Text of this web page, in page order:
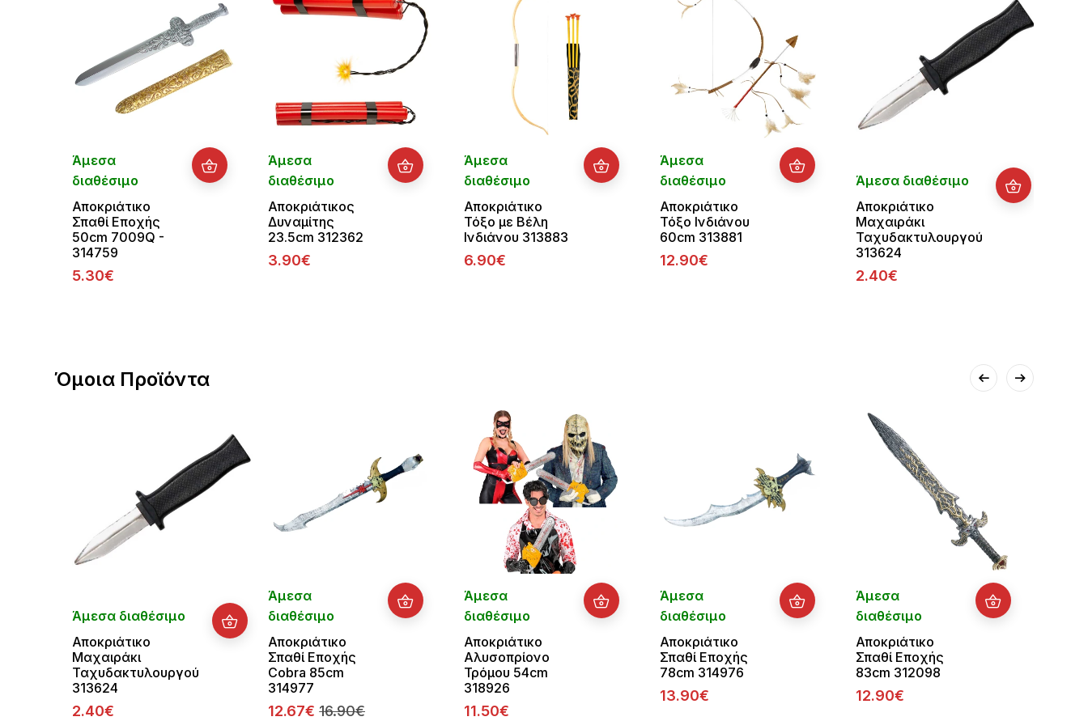
Άμεσα
διαθέσιμο
Αποκριάτικο
Σπαθί Εποχής
50cm 7009Q -
314759
5.30€
Άμεσα
διαθέσιμο
Αποκριάτικος
Δυναμίτης
23.5cm 312362
3.90€
Άμεσα
διαθέσιμο
Αποκριάτικο
Τόξο με Βέλη
Ινδιάνου 313883
6.90€
Άμεσα
διαθέσιμο
Αποκριάτικο
Τόξο Ινδιάνου
60cm 313881
12.90€
Άμεσα διαθέσιμο
Αποκριάτικο
Μαχαιράκι
Ταχυδακτυλουργού
313624
2.40€
Όμοια Προϊόντα
Άμεσα διαθέσιμο
Αποκριάτικο
Μαχαιράκι
Ταχυδακτυλουργού
313624
2.40€
Άμεσα
διαθέσιμο
Αποκριάτικο
Σπαθί Εποχής
Cobra 85cm
314977
12.67€ 16.90€
Άμεσα
διαθέσιμο
Αποκριάτικο
Αλυσοπρίονο
Τρόμου 54cm
318926
11.50€
Άμεσα
διαθέσιμο
Αποκριάτικο
Σπαθί Εποχής
78cm 314976
13.90€
Άμεσα
διαθέσιμο
Αποκριάτικο
Σπαθί Εποχής
83cm 312098
12.90€